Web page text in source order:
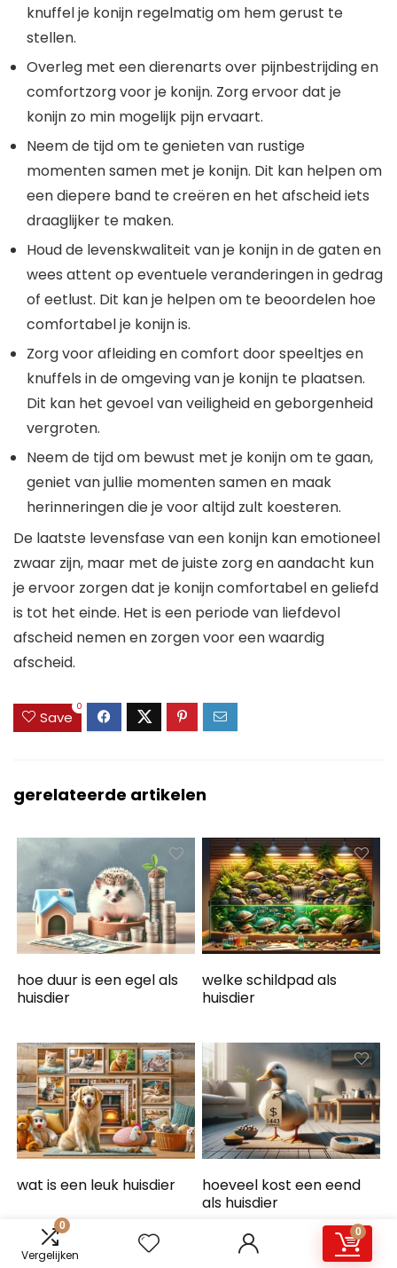
0
Vergelijken
0
knuffel je konijn regelmatig om hem gerust te
stellen.
Overleg met een dierenarts over pijnbestrijding en
comfortzorg voor je konijn. Zorg ervoor dat je
konijn zo min mogelijk pijn ervaart.
Neem de tijd om te genieten van rustige
momenten samen met je konijn. Dit kan helpen om
een diepere band te creëren en het afscheid iets
draaglijker te maken.
Houd de levenskwaliteit van je konijn in de gaten en
wees attent op eventuele veranderingen in gedrag
of eetlust. Dit kan je helpen om te beoordelen hoe
comfortabel je konijn is.
Zorg voor afleiding en comfort door speeltjes en
knuffels in de omgeving van je konijn te plaatsen.
Dit kan het gevoel van veiligheid en geborgenheid
vergroten.
Neem de tijd om bewust met je konijn om te gaan,
geniet van jullie momenten samen en maak
herinneringen die je voor altijd zult koesteren.
De laatste levensfase van een konijn kan emotioneel
zwaar zijn, maar met de juiste zorg en aandacht kun
je ervoor zorgen dat je konijn comfortabel en geliefd
is tot het einde. Het is een periode van liefdevol
afscheid nemen en zorgen voor een waardig
afscheid.
Save
0
gerelateerde artikelen
hoe duur is een egel als
huisdier
welke schildpad als
huisdier
wat is een leuk huisdier
hoeveel kost een eend
als huisdier